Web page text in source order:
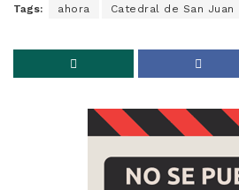
Tags: ahora Catedral de San Juan